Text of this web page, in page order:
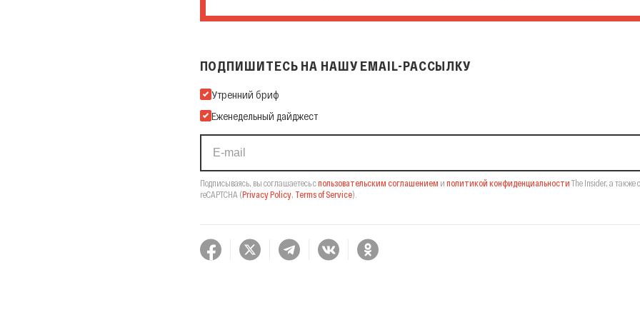
ПОДПИШИТЕСЬ НА НАШУ EMAIL-РАССЫЛКУ
Подпишитесь на нашу Email-рассылку
Утренний бриф
Еженедельный дайджест
Подписываясь, вы соглашаетесь спользовательским соглашением и политикой конфиденциальности The Insider, а также
reCAPTCHA (Privacy Policy, Terms of Service).